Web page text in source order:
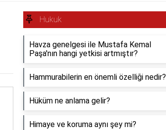
Hukuk
Havza genelgesi ile Mustafa Kemal
Paşa'nın hangi yetkisi artmıştır?
Hammurabilerin en önemli özelliği nedir?
Hüküm ne anlama gelir?
Himaye ve koruma aynı şey mi?